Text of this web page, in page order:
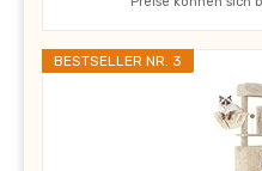
BESTSELLER NR. 3